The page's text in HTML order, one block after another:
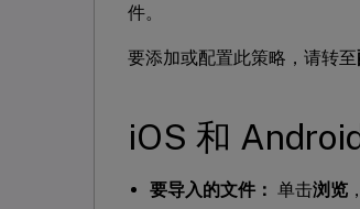
件。
要添加或配置此策略，请转至
iOS 和
要导入的文件： 单击浏览